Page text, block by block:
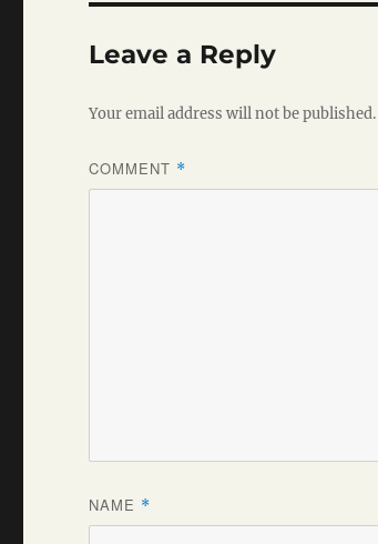
Leave a Reply
Your email address will not be published.
COMMENT *
NAME *